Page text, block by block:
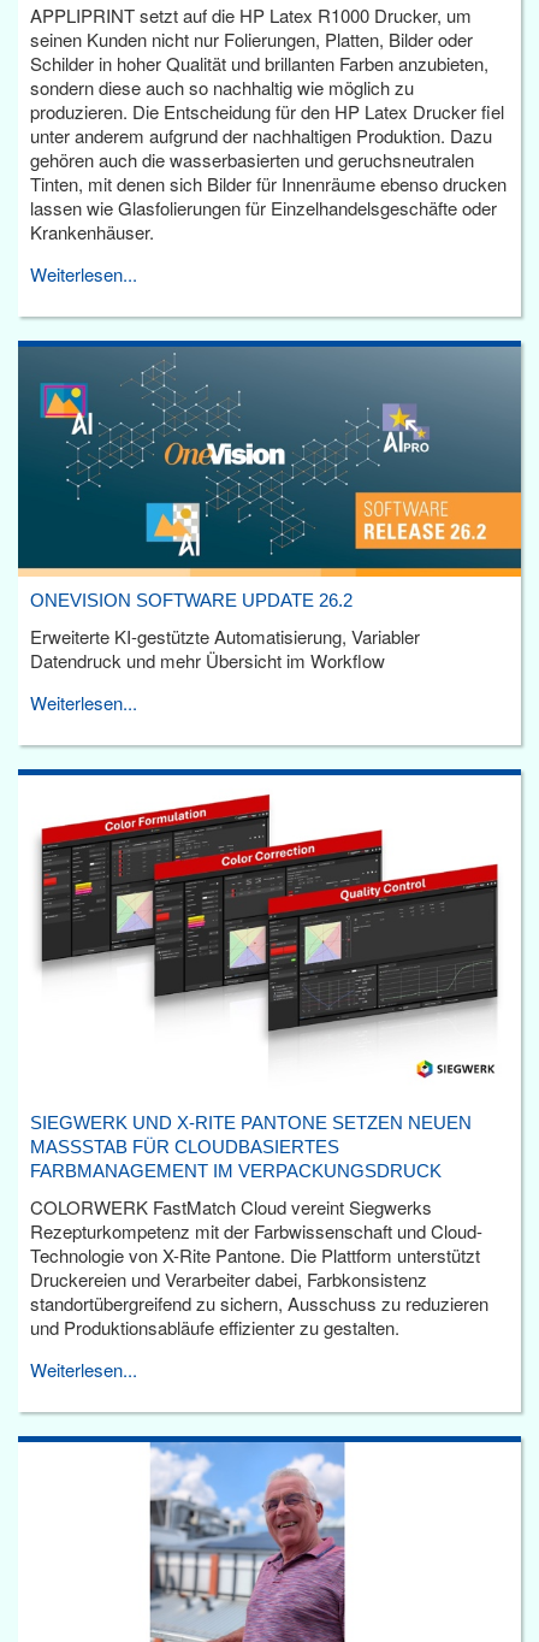
APPLIPRINT setzt auf die HP Latex R1000 Drucker, um
seinen Kunden nicht nur Folierungen, Platten, Bilder oder
Schilder in hoher Qualität und brillanten Farben anzubieten,
sondern diese auch so nachhaltig wie möglich zu
produzieren. Die Entscheidung für den HP Latex Drucker fiel
unter anderem aufgrund der nachhaltigen Produktion. Dazu
gehören auch die wasserbasierten und geruchsneutralen
Tinten, mit denen sich Bilder für Innenräume ebenso drucken
lassen wie Glasfolierungen für Einzelhandelsgeschäfte oder
Krankenhäuser.
Weiterlesen...
ONEVISION SOFTWARE UPDATE 26.2
Erweiterte KI-gestützte Automatisierung, Variabler
Datendruck und mehr Übersicht im Workflow
Weiterlesen...
SIEGWERK UND X-RITE PANTONE SETZEN NEUEN
MASSSTAB FÜR CLOUDBASIERTES F
ARBMANAGEMENT IM VERPACKUNGSDRUCK
COLORWERK FastMatch Cloud vereint Siegwerks
Rezepturkompetenz mit der Farbwissenschaft und Cloud-
Technologie von X-Rite Pantone. Die Plattform unterstützt
Druckereien und Verarbeiter dabei, Farbkonsistenz
standortübergreifend zu sichern, Ausschuss zu reduzieren
und Produktionsabläufe effizienter zu gestalten.
Weiterlesen...